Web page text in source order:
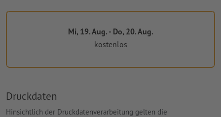
Mi, 19. Aug. - Do, 20. Aug.
kostenlos
Druckdaten
Hinsichtlich der Druckdatenverarbeitung gelten die